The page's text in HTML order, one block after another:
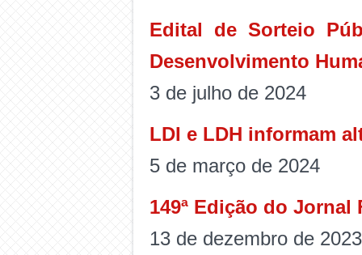
Edital de Sorteio
Desenvolvimento
3 de julho de 2024
LDI e LDH informam
5 de março de 2024
149ª Edição do Jornal
13 de dezembro de 2023